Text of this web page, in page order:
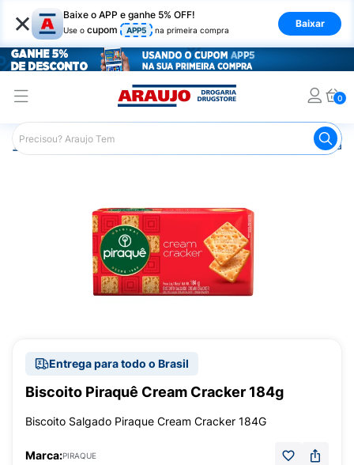
× Baixe o APP e ganhe 5% OFF!
Use o cupom APP5 na primeira compra
Baixar
0
Araujo Mercado Biscoito
Entrega para todo o Brasil
Biscoito Piraquê Cream Cracker 184g
Biscoito Salgado Piraque Cream Cracker 184G
Marca:PIRAQUE